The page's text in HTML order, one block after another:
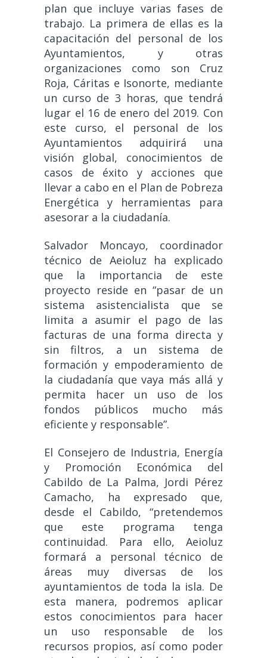
plan que incluye varias fases de
trabajo. La primera de ellas es la
capacitación del personal de los
Ayuntamientos, y otras
organizaciones como son Cruz
Roja, Cáritas e Isonorte, mediante
un curso de 3 horas, que tendrá
lugar el 16 de enero del 2019. Con
este curso, el personal de los
Ayuntamientos adquirirá una
visión global, conocimientos de
casos de éxito y acciones que
llevar a cabo en el Plan de Pobreza
Energética y herramientas para
asesorar a la ciudadanía.
Salvador Moncayo, coordinador
técnico de Aeioluz ha explicado
que la importancia de este
proyecto reside en “pasar de un
sistema asistencialista que se
limita a asumir el pago de las
facturas de una forma directa y
sin filtros, a un sistema de
formación y empoderamiento de
la ciudadanía que vaya más allá y
permita hacer un uso de los
fondos públicos mucho más
eficiente y responsable”.
El Consejero de Industria, Energía
y Promoción Económica del
Cabildo de La Palma, Jordi Pérez
Camacho, ha expresado que,
desde el Cabildo, “pretendemos
que este programa tenga
continuidad. Para ello, Aeioluz
formará a personal técnico de
áreas muy diversas de los
ayuntamientos de toda la isla. De
esta manera, podremos aplicar
estos conocimientos para hacer
un uso responsable de los
recursos propios, así como poder